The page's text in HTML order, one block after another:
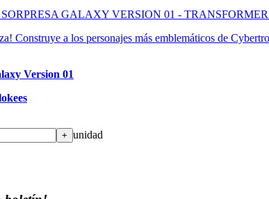
GALAXY VERSION 01 -
Construye a los personajes más emblemáticos de
Version 01
+ unidad